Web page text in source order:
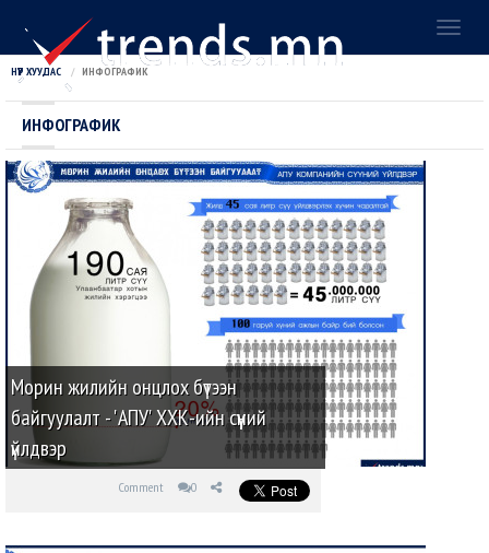
НҮҮР ХУУДАС ИНФОГРАФИК
ИНФОГРАФИК
Морин жилийн онцлох бүтээн
байгуулалт - 'АПУ' ХХК-ийн сүүний
үйлдвэр
Comment 0